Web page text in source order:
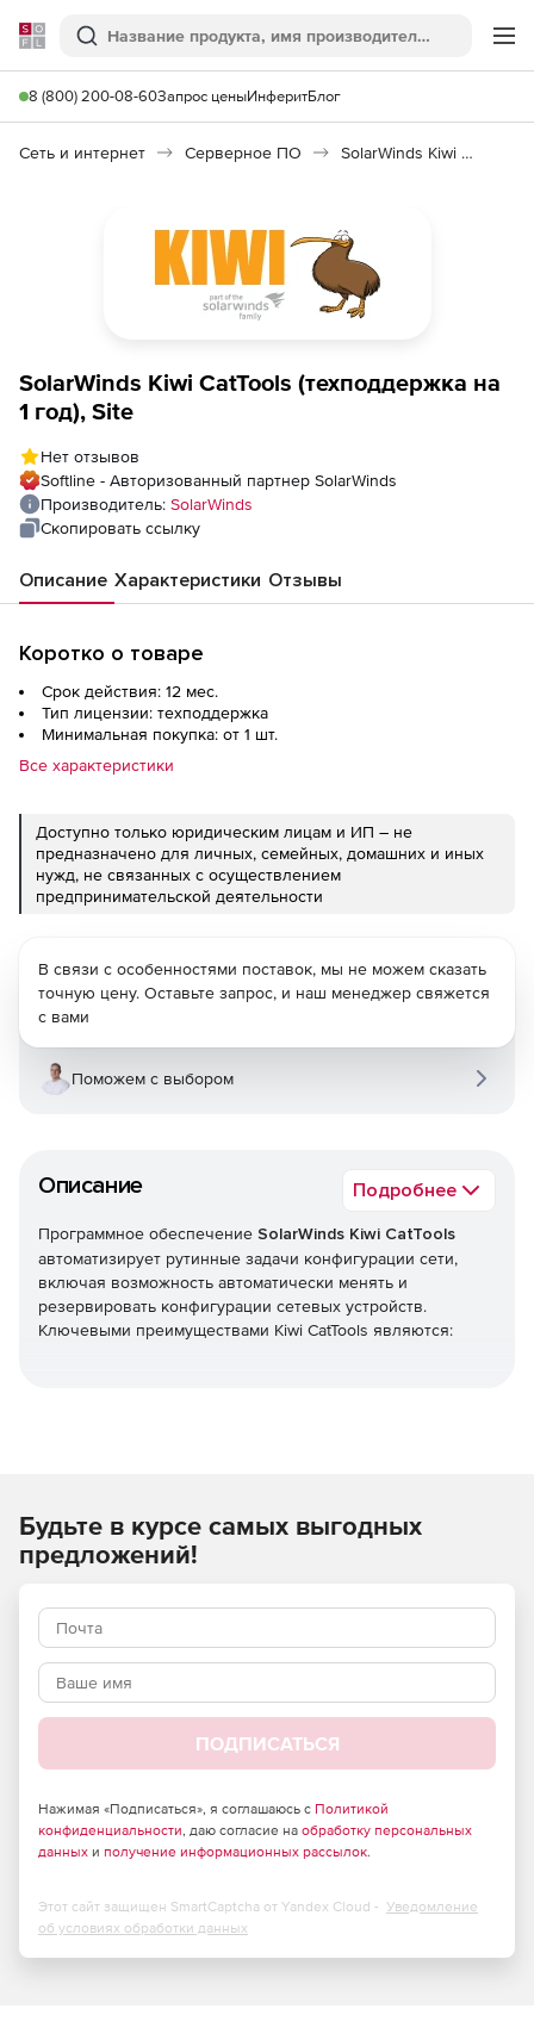
Softline
Поиск
8 (800) 200-08-60Запрос ценыИнферитБлог
Сеть и интернет Серверное ПО SolarWinds Kiwi CatTools 3
SolarWinds Kiwi CatTools (техподдержка на
1 год), Site
Нет отзывов
Softline - Авторизованный партнер SolarWinds
Производитель: SolarWinds
Скопировать ссылку
Описание Характеристики Отзывы
Коротко о товаре
Срок действия: 12 мес.
Тип лицензии: техподдержка
Минимальная покупка: от 1 шт.
Все характеристики
Доступно только юридическим лицам и ИП – не
предназначено для личных, семейных, домашних и иных
нужд, не связанных с осуществлением
предпринимательской деятельности
Описание Подробнее
Программное обеспечение SolarWinds Kiwi CatTools
автоматизирует рутинные задачи конфигурации сети,
включая возможность автоматически менять и
резервировать конфигурации сетевых устройств.
Ключевыми преимуществами Kiwi CatTools являются:
Высокая управляемость благодаря созданию
расписания для изменения конфигураций сетевых
устройств.
оповещения администраторов об изменениях в
сетевом оборудовании.
конфигурации при необходимости.
Резервное копирование конфигураций устройств.
резервирования конфигураций маршрутизаторов,
коммутаторов, межсетевых экранов и других
устройств сети.
В связи с особенностями поставок, мы не можем сказать
точную цену. Оставьте запрос, и наш менеджер свяжется
с вами
Поможем с выбором
Будьте в курсе самых выгодных
предложений!
ПОДПИСАТЬСЯ
Нажимая «Подписаться», я соглашаюсь с Политикой
конфиденциальности, даю согласие на обработку персональных
данных и получение информационных рассылок.
Этот сайт защищен SmartCaptcha от Yandex Cloud - Уведомление
об условиях обработки данных